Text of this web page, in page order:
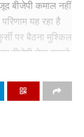
बीजेपी कमाल नहीं
यह रहा है
पर बैठना मुश्किल
बीजेपी नेता सकते